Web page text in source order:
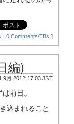
0 Comments/TBs ]
編)
9月 2012 17:03 JST
前日。
込まれること